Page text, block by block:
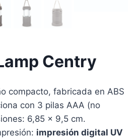
Centry
compacto, fabricada en ABS
con 3 pilas AAA (no
6,85 x 9,5 cm.
impresión digital UV